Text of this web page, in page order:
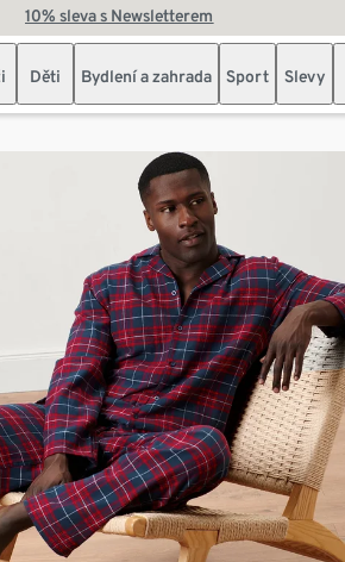
10% sleva s Newsletterem
Děti Bydlení a zahrada Sport Slevy